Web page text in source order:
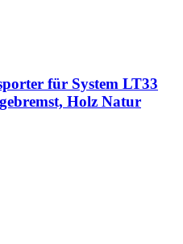
für System LT33
Holz Natur